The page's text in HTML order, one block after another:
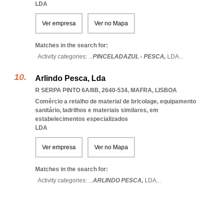
LDA
Ver empresa Ver no Mapa
Matches in the search for:
Activity categories: ...PINCELADAZUL - PESCA, LDA...
Arlindo Pesca, Lda
R SERPA PINTO 6A/8B, 2640-534, MAFRA, LISBOA
Comércio a retalho de material de bricolage, equipamento
sanitário, ladrilhos e materiais similares, em
estabelecimentos especializados
LDA
Ver empresa Ver no Mapa
Matches in the search for:
Activity categories: ...ARLINDO PESCA, LDA...